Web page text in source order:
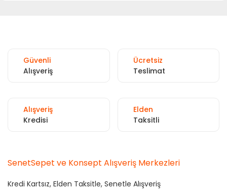
Güvenli
Alışveriş
Ücretsiz
Teslimat
Alışveriş
Kredisi
Elden
Taksitli
SenetSepet ve Konsept Alışveriş Merkezleri
Kredi Kartsız, Elden Taksitle, Senetle Alışveriş